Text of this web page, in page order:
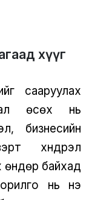
хүүг
сааруулах
өсөх нь
бизнесийн
хүндрэл
өндөр байхад
нь үнэ